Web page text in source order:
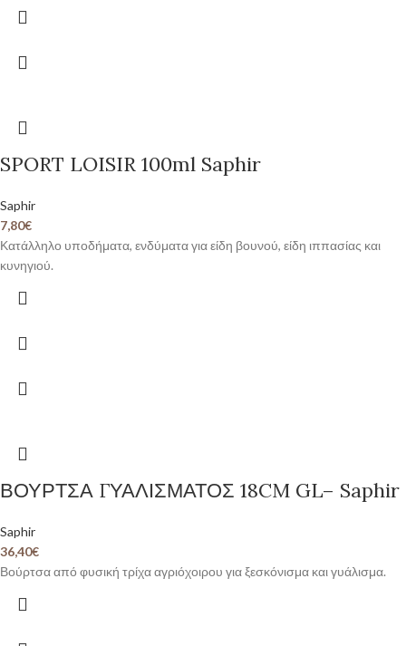
SPORT LOISIR 100ml Saphir
Saphir
7,80€
Κατάλληλο υποδήματα, ενδύματα για είδη βουνού, είδη ιππασίας και
κυνηγιού.
ΒΟΥΡΤΣΑ ΓΥΑΛΙΣΜΑΤΟΣ 18CM GL– Saphir
Saphir
36,40€
Βούρτσα από φυσική τρίχα αγριόχοιρου για ξεσκόνισμα και γυάλισμα.